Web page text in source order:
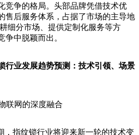
竞争的格局。头部品牌凭借技术优
售后服务体系，占据了市场的主导地
细分市场、提供定制化服务等方
争中脱颖而出。
行业发展趋势预测：技术引领、场景
网的深度融合
指纹锁行业将迎来新一轮的技术变